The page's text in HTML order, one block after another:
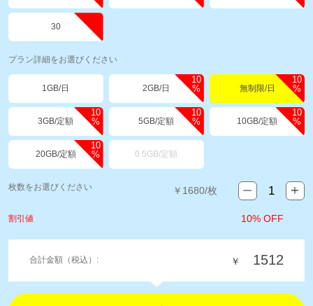
30
プラン詳細をお選びください
1GB/日 2GB/日
10
%
無制限/日
10
%
3GB/定額
10
%
5GB/定額
10
%
10GB/定額
10
%
20GB/定額
10
%
0.5GB/定額
枚数をお選びください ￥ 1680/枚
割引値 10% OFF
合計金額（税込）: ￥ 1512